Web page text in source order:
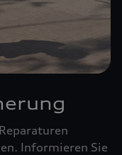
Informieren Sie